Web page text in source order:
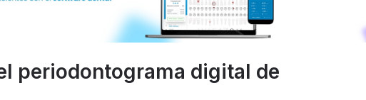
periodontograma digital de